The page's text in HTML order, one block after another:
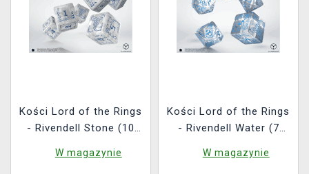
Kości Lord of the Rings
- Rivendell Stone (10
W magazynie
Kości Lord of the Rings
- Rivendell Water (7
W magazynie